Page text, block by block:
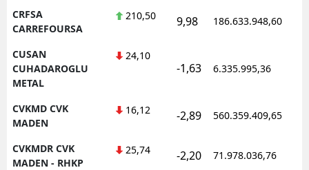
CRFSA
CARREFOURSA
210,50 9,98 186.633.948,60
CUSAN
CUHADAROGLU
METAL
24,10
-1,63 6.335.995,36
CVKMD CVK
MADEN
16,12 -2,89 560.359.409,65
CVKMDR CVK
MADEN - RHKP
25,74 -2,20 71.978.036,76